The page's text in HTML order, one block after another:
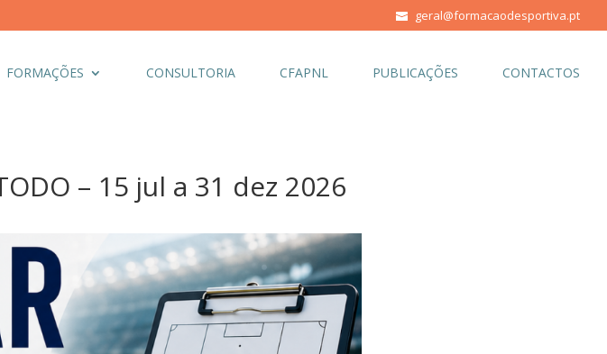
geral@formacaodesportiva.pt
FORMAÇÕES CONSULTORIA CFAPNL PUBLICAÇÕES CONTACTOS
– 15 jul a 31 dez 2026